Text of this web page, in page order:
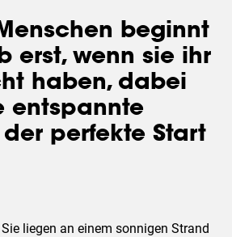
beginnt
erst, wenn sie ihr
haben, dabei
entspannte
perfekte Start
liegen an einem sonnigen Strand